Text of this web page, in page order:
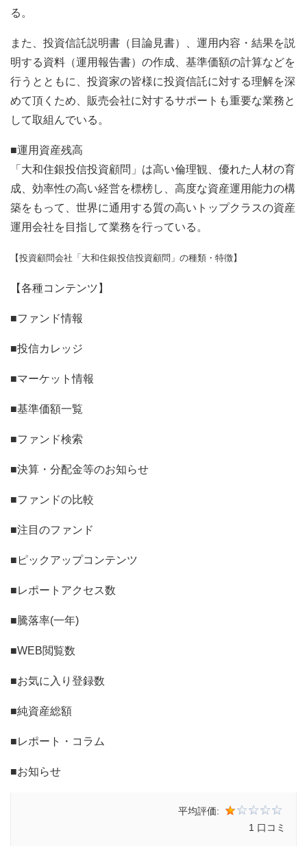
る。
また、投資信託説明書（目論見書）、運用内容・結果を説
明する資料（運用報告書）の作成、基準価額の計算などを
行うとともに、投資家の皆様に投資信託に対する理解を深
めて頂くため、販売会社に対するサポートも重要な業務と
して取組んでいる。
■運用資産残高
「大和住銀投信投資顧問」は高い倫理観、優れた人材の育
成、効率性の高い経営を標榜し、高度な資産運用能力の構
築をもって、世界に通用する質の高いトップクラスの資産
運用会社を目指して業務を行っている。
【投資顧問会社「大和住銀投信投資顧問」の種類・特徴】
【各種コンテンツ】
■ファンド情報
■投信カレッジ
■マーケット情報
■基準価額一覧
■ファンド検索
■決算・分配金等のお知らせ
■ファンドの比較
■注目のファンド
■ピックアップコンテンツ
■レポートアクセス数
■騰落率(一年)
■WEB閲覧数
■お気に入り登録数
■純資産総額
■レポート・コラム
■お知らせ
平均評価:
1 口コミ